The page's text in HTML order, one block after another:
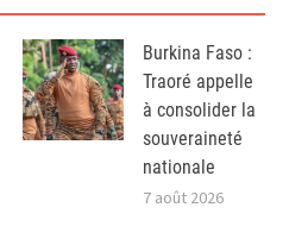
Burkina Faso :
Traoré appelle
à consolider la
souveraineté
nationale
7 août 2026